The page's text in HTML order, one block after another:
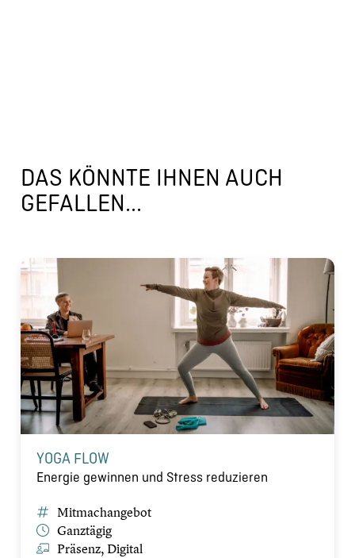
DAS KÖNNTE IHNEN AUCH
GEFALLEN...
YOGA FLOW
Energie gewinnen und Stress reduzieren
Mitmachangebot
Ganztägig
Präsenz, Digital